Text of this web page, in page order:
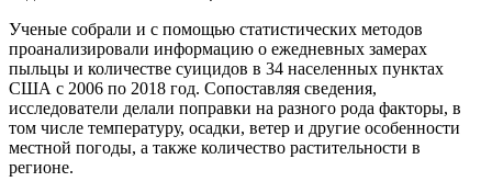
Ученые собрали и с помощью статистических методов
проанализировали информацию о ежедневных замерах
пыльцы и количестве суицидов в 34 населенных пунктах
США с 2006 по 2018 год. Сопоставляя сведения,
исследователи делали поправки на разного рода факторы, в
том числе температуру, осадки, ветер и другие особенности
местной погоды, а также количество растительности в
регионе.